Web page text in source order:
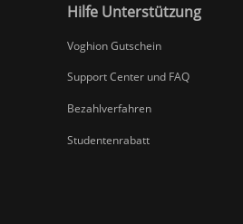
Hilfe Unterstützung
Voghion Gutschein
Support Center und FAQ
Bezahlverfahren
Studentenrabatt